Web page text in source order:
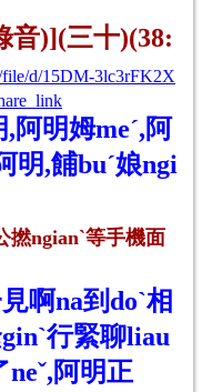
)](三十)(38:
file/d/15DM-3lc3rFK2X
阿明姆meˊ,阿
明,餔buˊ娘ngi
撚ngianˋ等手機面
啊na到doˋ相
ˋ行緊聊liau
阿明正